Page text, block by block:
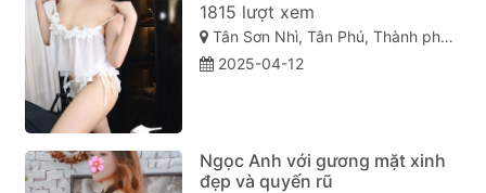
1815 lượt xem
Tân Sơn Nhì, Tân Phú, Thành phố Hồ Chí Minh
2025-04-12
Ngọc Anh với gương mặt xinh
đẹp và quyến rũ